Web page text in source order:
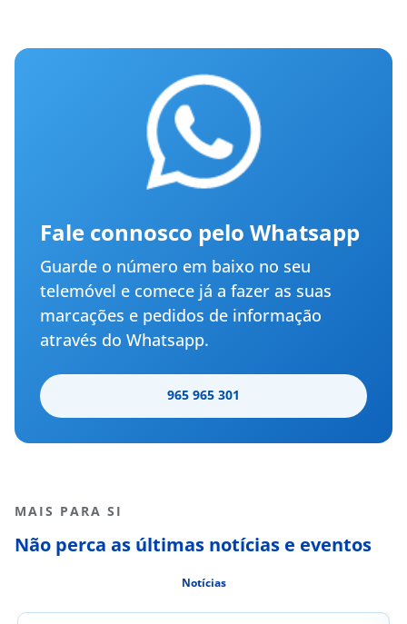
Fale connosco pelo Whatsapp
Guarde o número em baixo no seu
telemóvel e comece já a fazer as suas
marcações e pedidos de informação
através do Whatsapp.
965 965 301
MAIS PARA SI
Não perca as últimas notícias e eventos
Notícias